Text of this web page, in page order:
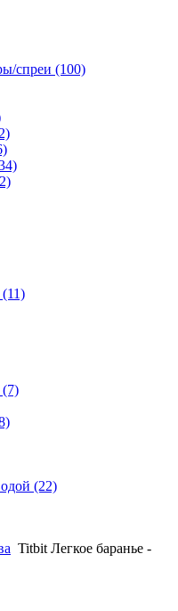
спреи (100)
(11)
(7)
(22)
Titbit Легкое баранье -